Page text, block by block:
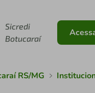
Sicredi
Botucaraí
RS/MG